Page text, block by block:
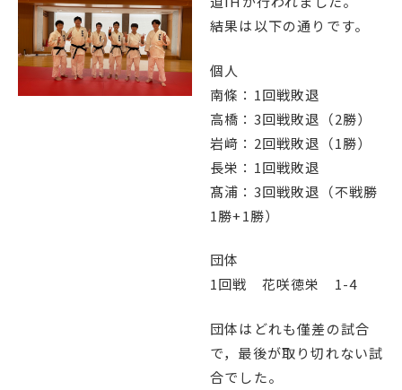
保健室より
図書室より
事務室より
保護者の方へ
本校のPTA活動
同窓会
各種証明書発行
プライバシーポリシー
結果は以下の通りです。
個人
南條：1回戦敗退
高橋：3回戦敗退（2勝）
岩﨑：2回戦敗退（1勝）
長栄：1回戦敗退
髙浦：3回戦敗退（不戦勝
1勝+1勝）
団体
1回戦 花咲徳栄 1-4
団体はどれも僅差の試合
で，最後が取り切れない試
合でした。